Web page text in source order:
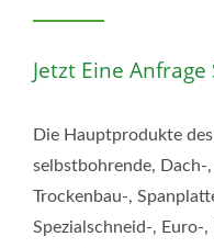
Jetzt Eine Anfrage
Die Hauptprodukte
selbstbohrende, Dach-
Trockenbau-,
Spezialschneid-, Euro-